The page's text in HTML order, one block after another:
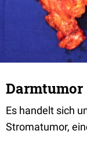
Darmtumor
Es handelt sich
Stromatumor,